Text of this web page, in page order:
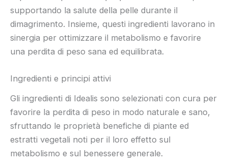
supportando la salute della pelle durante il
dimagrimento. Insieme, questi ingredienti lavorano in
sinergia per ottimizzare il metabolismo e favorire
una perdita di peso sana ed equilibrata.
Ingredienti e principi attivi
Gli ingredienti di Idealis sono selezionati con cura per
favorire la perdita di peso in modo naturale e sano,
sfruttando le proprietà benefiche di piante ed
estratti vegetali noti per il loro effetto sul
metabolismo e sul benessere generale.